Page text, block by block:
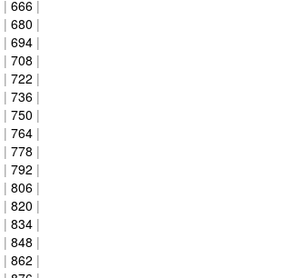
| 666|
| 680 |
| 694|
| 708 |
| 722 |
| 736|
| 750 |
| 764|
| 778 |
| 792 |
| 806|
| 820 |
| 834|
| 848 |
| 862 |